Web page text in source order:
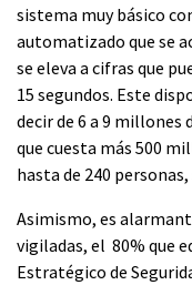
sistema muy básico
automatizado que se
se eleva a cifras que
15 segundos. Este
decir de 6 a 9 millones
que cuesta más 500
hasta de 240
Asimismo, es
vigiladas, el 80% que
Estratégico de